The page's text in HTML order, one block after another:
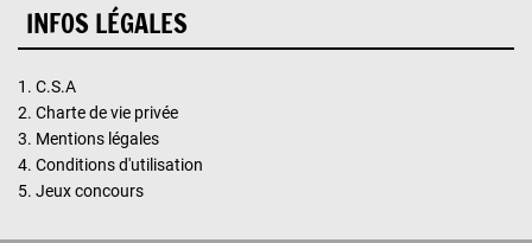
INFOS LÉGALES
1. C.S.A
2. Charte de vie privée
3. Mentions légales
4. Conditions d'utilisation
5. Jeux concours